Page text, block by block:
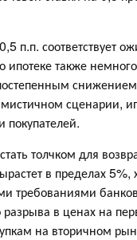
п.п. соответствует
ипотеке также
сценарии,
покупателей.
толчком для
в пределах 5%,
требованиями
в ценах на
на вторичном